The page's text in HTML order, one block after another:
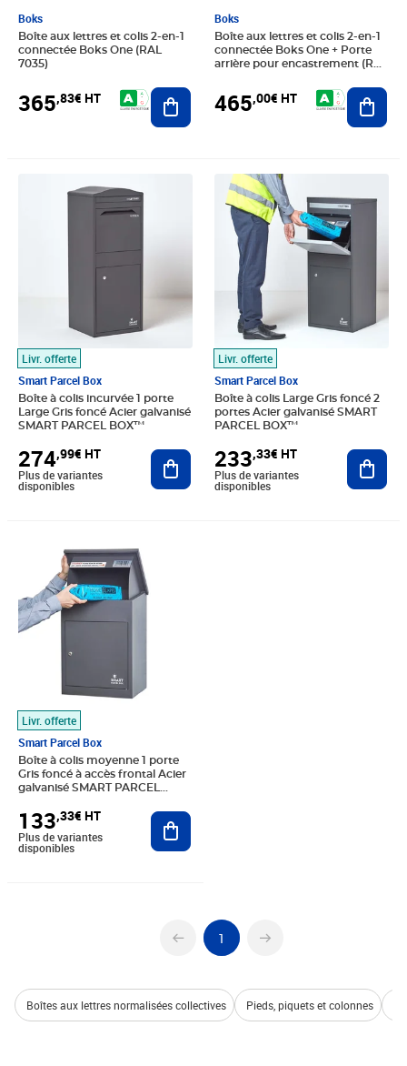
Boks
Boîte aux lettres et colis 2-en-1
connectée Boks One (RAL
7035)
365,83€ HT Ajouter au panier
Boks
Boîte aux lettres et colis 2-en-1
connectée Boks One + Porte
arrière pour encastrement (RAL
465,00€ HT
Livr. offerte
Smart Parcel Box
Boîte à colis incurvée 1 porte
Large Gris foncé Acier galvanisé
SMART PARCEL BOX™
274,99€ HT
Prix 274,99€ HT
Plus de variantes
disponibles
Ajouter au panier
Livr. offerte
Smart Parcel Box
Boîte à colis Large Gris foncé 2
portes Acier galvanisé SMART
PARCEL BOX™
233,33€ HT
Prix 233,33€ HT
Plus de variantes
disponibles
Livr. offerte
Smart Parcel Box
Boîte à colis moyenne 1 porte
Gris foncé à accès frontal Acier
galvanisé SMART PARCEL
133,33€ HT
Prix 133,33€ HT
Plus de variantes
disponibles
Ajouter au panier
1
Boîtes aux lettres normalisées collectives Pieds, piquets et colonnes